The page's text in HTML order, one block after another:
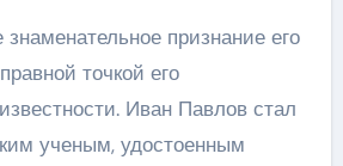
признание его
точкой его
Иван Павлов стал
ученым, удостоенным